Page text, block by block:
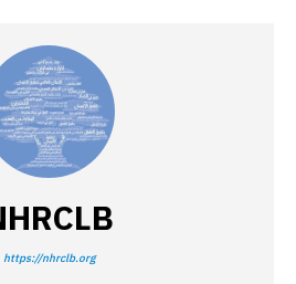
https://nhrclb.org